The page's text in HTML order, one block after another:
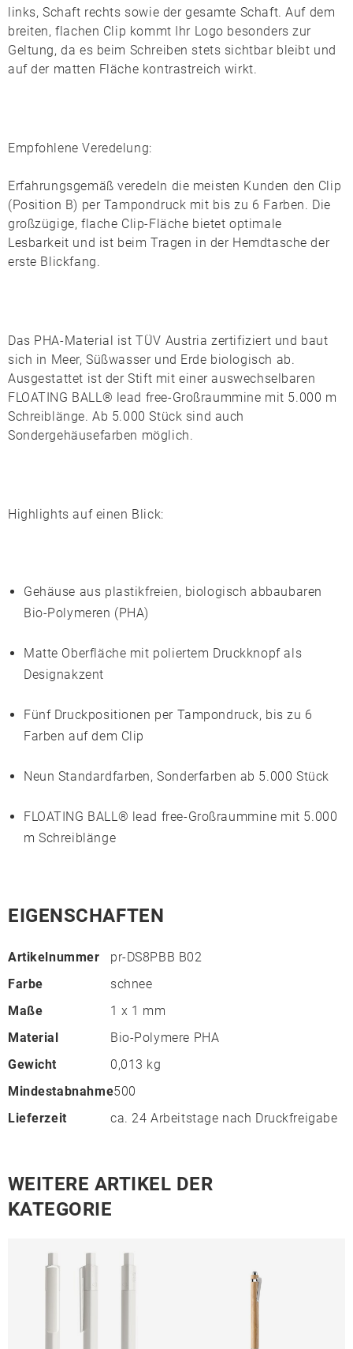
links, Schaft rechts sowie der gesamte Schaft. Auf dem
breiten, flachen Clip kommt Ihr Logo besonders zur
Geltung, da es beim Schreiben stets sichtbar bleibt und
auf der matten Fläche kontrastreich wirkt.
Empfohlene Veredelung:
Erfahrungsgemäß veredeln die meisten Kunden den Clip
(Position B) per Tampondruck mit bis zu 6 Farben. Die
großzügige, flache Clip-Fläche bietet optimale
Lesbarkeit und ist beim Tragen in der Hemdtasche der
erste Blickfang.
Das PHA-Material istTÜV Austria zertifiziert und baut
sich in Meer, Süßwasser und Erde biologisch ab.
Ausgestattet ist der Stift mit einer auswechselbaren
FLOATING BALL® lead free-Großraummine mit 5.000 m
Schreiblänge. Ab 5.000 Stück sind auch
Sondergehäusefarben möglich.
Highlights auf einen Blick:
Gehäuse aus plastikfreien, biologisch abbaubaren
Bio-Polymeren (PHA)
Matte Oberfläche mit poliertem Druckknopf als
Designakzent
Fünf Druckpositionen per Tampondruck, bis zu 6
Farben auf dem Clip
Neun Standardfarben, Sonderfarben ab 5.000 Stück
FLOATING BALL® lead free-Großraummine mit 5.000
m Schreiblänge
EIGENSCHAFTEN
Artikelnummer
pr-DS8PBB B02
Farbe
schnee
Maße
1 x 1 mm
Material
Bio-Polymere PHA
Gewicht
0,013 kg
Mindestabnahme500
Lieferzeit
ca. 24 Arbeitstage nach Druckfreigabe
WEITERE ARTIKEL DER
KATEGORIE